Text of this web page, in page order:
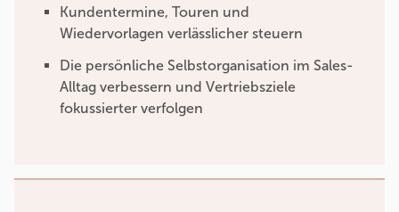
Kundentermine, Touren und
Wiedervorlagen verlässlicher steuern
Die persönliche Selbstorganisation im Sales-
Alltag verbessern und Vertriebsziele
fokussierter verfolgen